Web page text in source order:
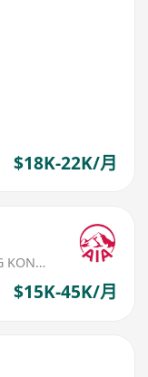
$18K-22K/月
AIA International Limited（AIA HONG KONG）
$15K-45K/月